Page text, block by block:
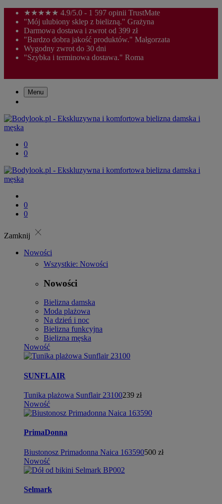
★★★★★ 4.9/5.0 - 1 597 opinii TrustMate
"Mój ulubiony sklep z bielizną." Grażyna
Darmowa dostawa i zwrot od 399 zł
"Bardzo dobra jakość produktów." Małgorzata
Wygodny zwrot do 30 dni
"Szybka i terminowa dostawa." Roma
Menu
0
0
0
0
Zamknij close
Nowości
Wszystkie: Nowości
Nowości
Bielizna damska
Moda plażowa
Na dzień i noc
Bielizna funkcyjna
Bielizna męska
Nowość
SUNFLAIR
Tunika plażowa Sunflair 23100239 zł
Nowość
PrimaDonna
Biustonosz Primadonna Naica 163590500 zł
Nowość
Selmark